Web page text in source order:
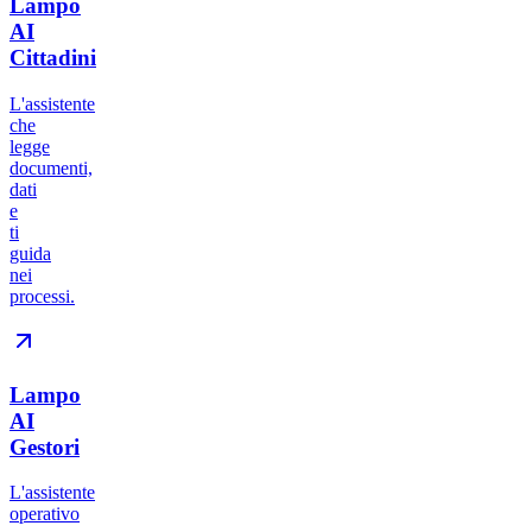
Lampo
AI
Cittadini
L'assistente
che
legge
documenti,
dati
e
ti
guida
nei
processi.
Lampo
AI
Gestori
L'assistente
operativo